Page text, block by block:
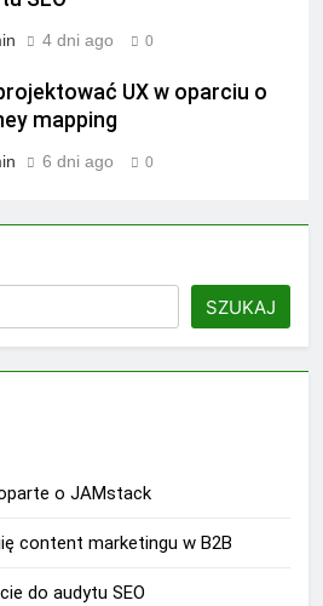
4 dni ago 0
UX w oparciu o
mapping
6 dni ago 0
SZUKAJ
o JAMstack
content marketingu w B2B
do audytu SEO